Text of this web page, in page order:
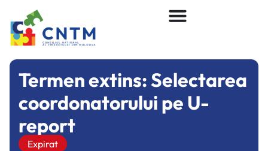
Termen extins: Selectarea
coordonatorului pe U-
report
Expirat